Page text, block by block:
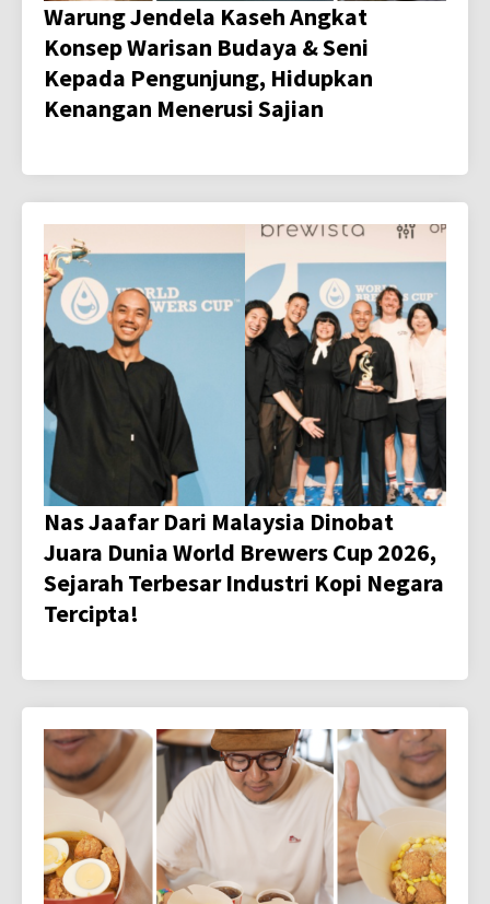
Warung Jendela Kaseh Angkat
Konsep Warisan Budaya & Seni
Kepada Pengunjung, Hidupkan
Kenangan Menerusi Sajian
Nas Jaafar Dari Malaysia Dinobat
Juara Dunia World Brewers Cup 2026,
Sejarah Terbesar Industri Kopi Negara
Tercipta!